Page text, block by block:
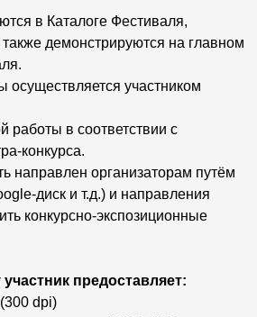
в Каталоге Фестиваля,
демонстрируются на главном
осуществляется участником
работы в соответствии с
конкурса.
направлен организаторам путём
диск и т.д.) и направления
конкурсно-экспозиционные
предоставляет:
dpi)